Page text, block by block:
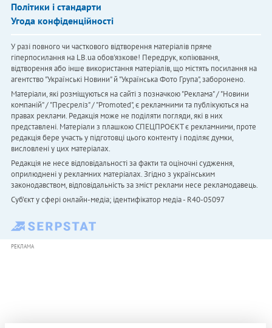
Політики і стандарти
Угода конфіденційності
У разі повного чи часткового відтворення матеріалів пряме
гіперпосилання на LB.ua обов'язкове! Передрук, копіювання,
відтворення або інше використання матеріалів, що містять посилання на
агентство "Українськi Новини" й "Українська Фото Група", заборонено.
Матеріали, які розміщуються на сайті з позначкою "Реклама" / "Новини
компаній" / "Пресреліз" / "Promoted", є рекламними та публікуються на
правах реклами. Редакція може не поділяти погляди, які в них
представлені. Матеріали з плашкою СПЕЦПРОЄКТ є рекламними, проте
редакція бере участь у підготовці цього контенту і поділяє думки,
висловлені у цих матеріалах.
Редакція не несе відповідальності за факти та оціночні судження,
оприлюднені у рекламних матеріалах. Згідно з українським
законодавством, відповідальність за зміст реклами несе рекламодавець.
Cуб'єкт у сфері онлайн-медіа; ідентифікатор медіа - R40-05097
РЕКЛАМА